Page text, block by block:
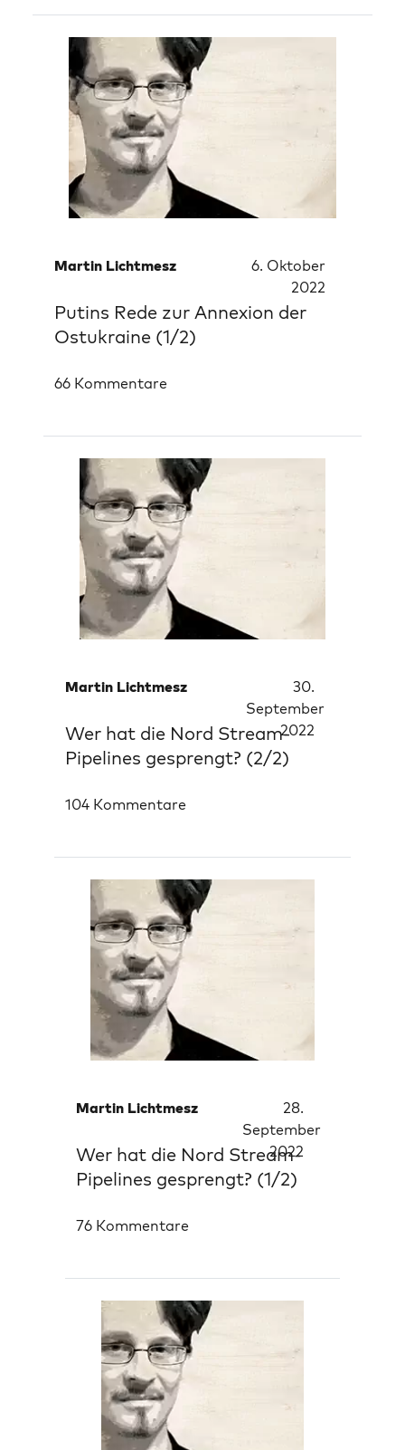
Martin Lichtmesz
6. Oktober
2022
Putins Rede zur Annexion der
Ostukraine (1/2)
66 Kommentare
Martin Lichtmesz
30.
September
2022
Wer hat die Nord Stream-
Pipelines gesprengt? (2/2)
104 Kommentare
Martin Lichtmesz
28.
September
2022
Wer hat die Nord Stream-
Pipelines gesprengt? (1/2)
76 Kommentare